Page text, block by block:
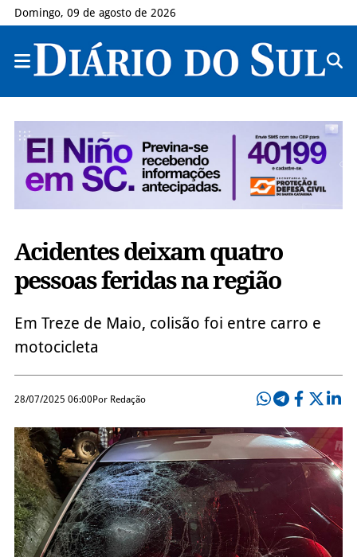
Domingo, 09 de agosto de 2026
Acidentes deixam quatro
pessoas feridas na região
Em Treze de Maio, colisão foi entre carro e
motocicleta
28/07/2025 06:00Por Redação